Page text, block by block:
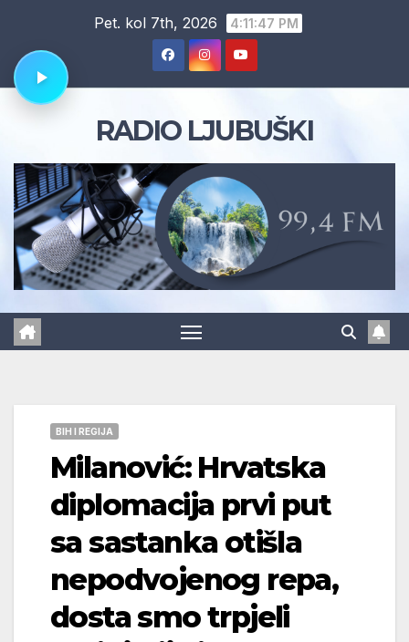
content
Pet. kol 7th, 2026 4:11:47 PM
RADIO LJUBUŠKI
BIH I REGIJA
Milanović: Hrvatska
diplomacija prvi put
sa sastanka otišla
nepodvojenog repa,
dosta smo trpjeli